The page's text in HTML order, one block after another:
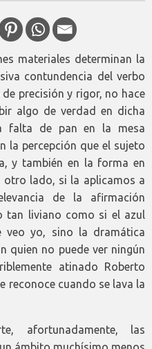
materiales determinan la
contundencia del verbo
precisión y rigor, no hace
algo de verdad en dicha
falta de pan en la mesa
la percepción que el sujeto
y también en la forma en
otro lado, si la aplicamos a
de la afirmación
tan liviano como si el azul
veo yo, sino la dramática
quien no puede ver ningún
atinado Roberto
reconoce cuando se lava la
afortunadamente, las